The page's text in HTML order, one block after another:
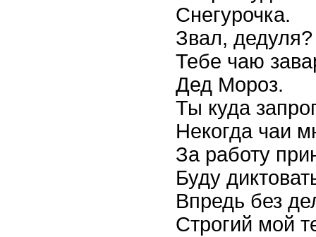
Снегурочка.
Звал,
Тебе чаю
Дед Мороз.
Ты куда
Некогда чаи
За работу
Буду
Впредь без
Строгий мой